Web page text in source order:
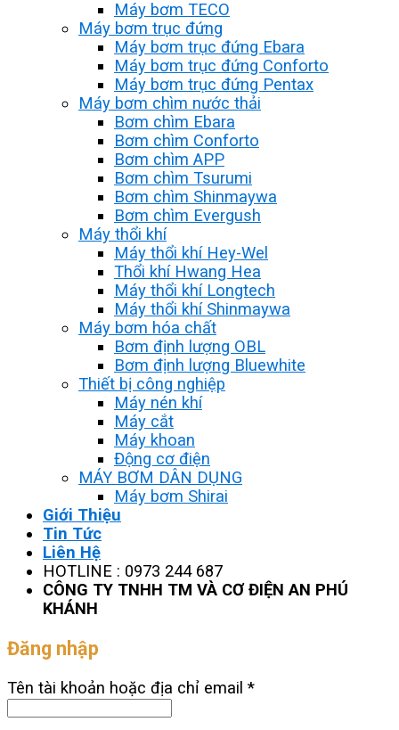
Máy bơm TECO
Máy bơm trục đứng
Máy bơm trục đứng Ebara
Máy bơm trục đứng Conforto
Máy bơm trục đứng Pentax
Máy bơm chìm nước thải
Bơm chìm Ebara
Bơm chìm Conforto
Bơm chìm APP
Bơm chìm Tsurumi
Bơm chìm Shinmaywa
Bơm chìm Evergush
Máy thổi khí
Máy thổi khí Hey-Wel
Thổi khí Hwang Hea
Máy thổi khí Longtech
Máy thổi khí Shinmaywa
Máy bơm hóa chất
Bơm định lượng OBL
Bơm định lượng Bluewhite
Thiết bị công nghiệp
Máy nén khí
Máy cắt
Máy khoan
Động cơ điện
MÁY BƠM DÂN DỤNG
Máy bơm Shirai
Giới Thiệu
Tin Tức
Liên Hệ
HOTLINE : 0973 244 687
CÔNG TY TNHH TM VÀ CƠ ĐIỆN AN PHÚ
KHÁNH
Đăng nhập
Tên tài khoản hoặc địa chỉ email *